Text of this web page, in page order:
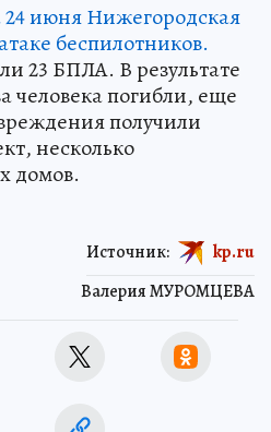
24 июня Нижегородская
беспилотников.
23 БПЛА. В результате
человека погибли, еще
получили
несколько
домов.
Валерия МУРОМЦЕВА
Источник: kp.ru